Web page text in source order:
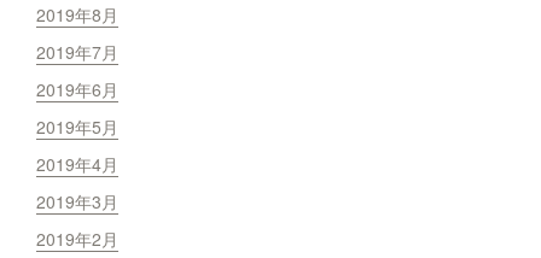
2019年8月
2019年7月
2019年6月
2019年5月
2019年4月
2019年3月
2019年2月